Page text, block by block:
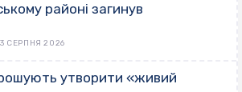
районі загинув
3 СЕРПНЯ 2026
утворити «живий